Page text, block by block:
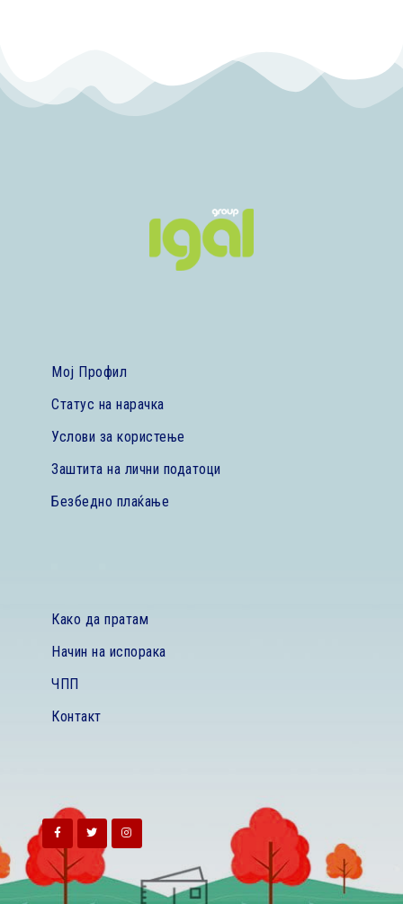
Мој Профил
Статус на нарачка
Услови за користење
Заштита на лични податоци
Безбедно плаќање
Како да пратам
Начин на испорака
ЧПП
Контакт